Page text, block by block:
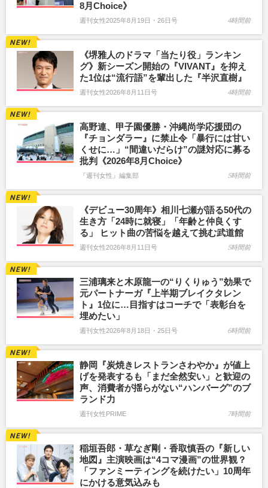
8月Choice》
週刊女性2025年8月19日・26日号 4時間前
《堺雅人のドラマ「当たり役」ランキン
グ》新シーズン開始の『VIVANT』を抑え
た1位は“流行語”を輩出した『半沢直樹』
週刊女性2026年8月11日号 4時間前
高野連、甲子園優勝・沖縄尚学応援団の
『チョンダラー』に禁止令「暴行には甘い
くせに…」“間違いだらけ”の謎対応に募る
批判《2026年8月Choice》
『週刊女性』編集部 5時間前
《デビュー30周年》相川七瀬が語る50代の
生き方「24時に就寝」「年齢と仲良くす
る」 ヒット曲の苦悩を越えて挑む武道館
週刊女性2026年8月11日号 5時間前
三浦璃来と木原龍一の“りくりゅう”効果で
元パートナーガ『上半期ブレイクタレン
ト』1位に…目指すはコーチで「表彰台を
埋めたい」
週刊女性2026年8月18日・25日号 6時間前
静岡『炭焼きレストランさわやか』が値上
げを発表するも「まだ全然安い」と歓迎の
声、消費者が揺らがない“ハンバーグ”のブ
ランド力
週刊女性PRIME 7時間前
稲垣吾郎・草なぎ剛・香取慎吾の『新しい
地図』主演映画は“4コマ漫画”の世界観？
「ファンミーティングを続けたい」10周年
にかける意気込みも